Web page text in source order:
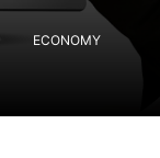
ECONOMY